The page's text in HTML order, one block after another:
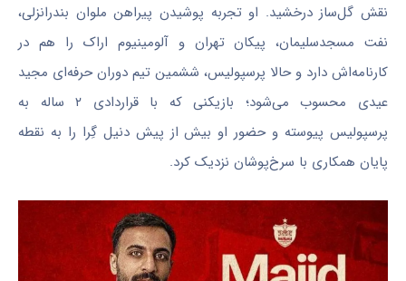
نقش گل‌ساز درخشید. او تجربه پوشیدن پیراهن ملوان بندرانزلی،
نفت مسجدسلیمان، پیکان تهران و آلومینیوم اراک را هم در
کارنامه‌اش دارد و حالا پرسپولیس، ششمین تیم دوران حرفه‌ای مجید
عیدی محسوب می‌شود؛ بازیکنی که با قراردادی ۲ ساله به
پرسپولیس پیوسته و حضور او بیش از پیش دنیل گِرا را به نقطه
پایان همکاری با سرخ‌پوشان نزدیک کرد.